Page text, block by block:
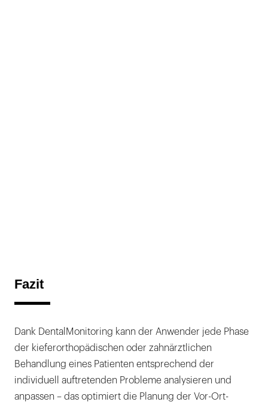
Fazit
Dank DentalMonitoring kann der Anwender jede Phase
der kieferorthopädischen oder zahnärztlichen
Behandlung eines Patienten entsprechend der
individuell auftretenden Probleme analysieren und
anpassen – das optimiert die Planung der Vor-Ort-